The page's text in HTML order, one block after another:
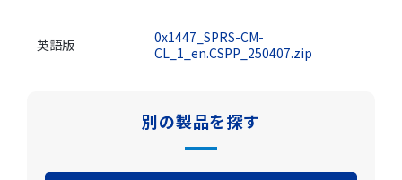
英語版
0x1447_SPRS-CM-
CL_1_en.CSPP_250407.zip
別の製品を探す